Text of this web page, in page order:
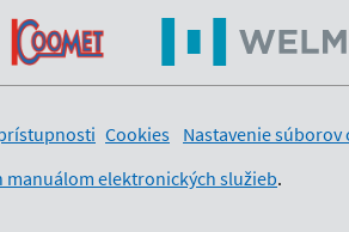
Cookies Nastavenie súborov
elektronických služieb.